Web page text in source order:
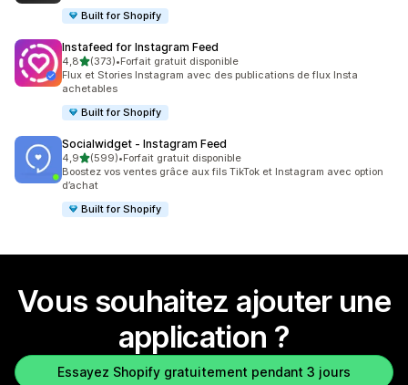
Built for Shopify
Instafeed for Instagram Feed
4,8étoile(s) sur 5
(373)
373 avis au total
•Forfait gratuit disponible
Flux et Stories Instagram avec des publications de flux Insta
achetables
Built for Shopify
Socialwidget ‑ Instagram Feed
4,9étoile(s) sur 5
(599)
599 avis au total
•Forfait gratuit disponible
Boostez vos ventes grâce aux fils TikTok et Instagram avec option
d’achat
Built for Shopify
Vous souhaitez ajouter une
application ?
Essayez Shopify gratuitement pendant 3 jours